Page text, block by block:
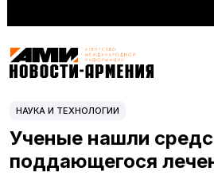
НАУКА И ТЕХНОЛОГИИ
Ученые нашли
поддающегося